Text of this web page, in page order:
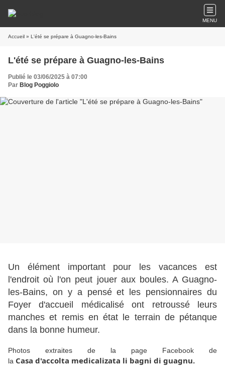
MENU
Accueil » L'été se prépare à Guagno-les-Bains
L'été se prépare à Guagno-les-Bains
Publié le 03/06/2025 à 07:00
Par Blog Poggiolo
Un élément important pour les vacances est
l'endroit où l'on peut jouer aux boules. A Guagno-
les-Bains, on y a pensé et les pensionnaires du
Foyer d'accueil médicalisé ont retroussé leurs
manches et remis en état le terrain de pétanque
dans la bonne humeur.
Photos extraites de la page Facebook de
la Casa d'accolta medicalizata li bagni di guagnu.